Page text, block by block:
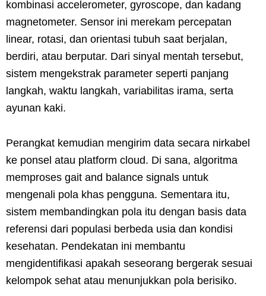
kombinasi accelerometer, gyroscope, dan kadang
magnetometer. Sensor ini merekam percepatan
linear, rotasi, dan orientasi tubuh saat berjalan,
berdiri, atau berputar. Dari sinyal mentah tersebut,
sistem mengekstrak parameter seperti panjang
langkah, waktu langkah, variabilitas irama, serta
ayunan kaki.
Perangkat kemudian mengirim data secara nirkabel
ke ponsel atau platform cloud. Di sana, algoritma
memproses gait and balance signals untuk
mengenali pola khas pengguna. Sementara itu,
sistem membandingkan pola itu dengan basis data
referensi dari populasi berbeda usia dan kondisi
kesehatan. Pendekatan ini membantu
mengidentifikasi apakah seseorang bergerak sesuai
kelompok sehat atau menunjukkan pola berisiko.